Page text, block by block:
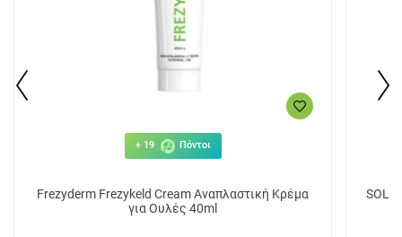
+ 19 Πόντοι
Frezyderm Frezykeld Cream Αναπλαστική Κρέμα
για Ουλές 40ml